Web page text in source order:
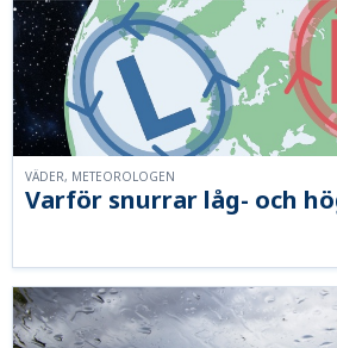
Varför snurrar låg- och
VÄDER, METEOROLOGEN